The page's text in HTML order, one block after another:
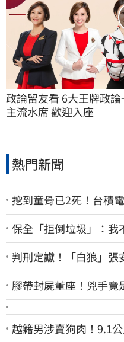
政論留友看 6大王牌政
主流水席 歡迎入座
熱門新聞
挖到童骨已2死！台積
保全「拒倒垃圾」：我
判刑定讞！「白狼」張
膠帶封屍董座！兇手
越籍男涉賣狗肉！9.1